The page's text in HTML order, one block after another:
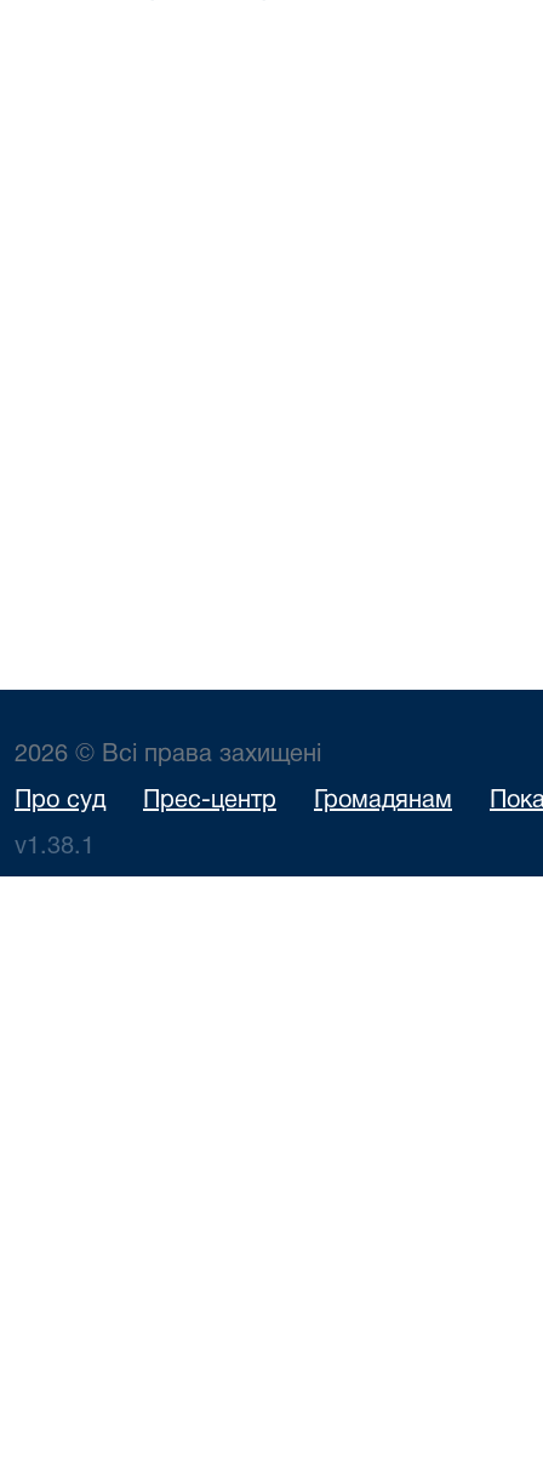
2026 © Всі права захищені
Про суд Прес-центр Громадянам
v1.38.1